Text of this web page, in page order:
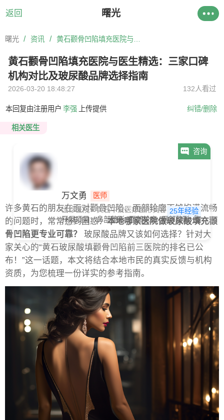
返回 曙光
曙光 / 资讯 /
黄石颧骨凹陷填充医院与医生精选：三家口碑
机构对比及玻尿酸品牌选择指南
2026-03-20 18:48:27 132人看过
本回复由注册用户 李强 上传提供 纠错/删除
相关医生
万文勇
医师
25年经验
出诊医院：黄石中爱医疗整形美容医院
开展项目：鼻部整形 面部轮廓 唇部整形 胸部整形
咨询
许多黄石的朋友在面对颧骨凹陷、面部轮廓不够饱满流畅
的问题时，常常感到困惑：本地哪家医院做玻尿酸填充颧
骨凹陷更专业可靠？
玻尿酸品牌又该如何选择？针对大
家关心的“黄石玻尿酸填颧骨凹陷前三医院的排名已公
布！”这一话题，本文将结合本地市民的真实反馈与机构
资质，为您梳理一份详实的参考指南。